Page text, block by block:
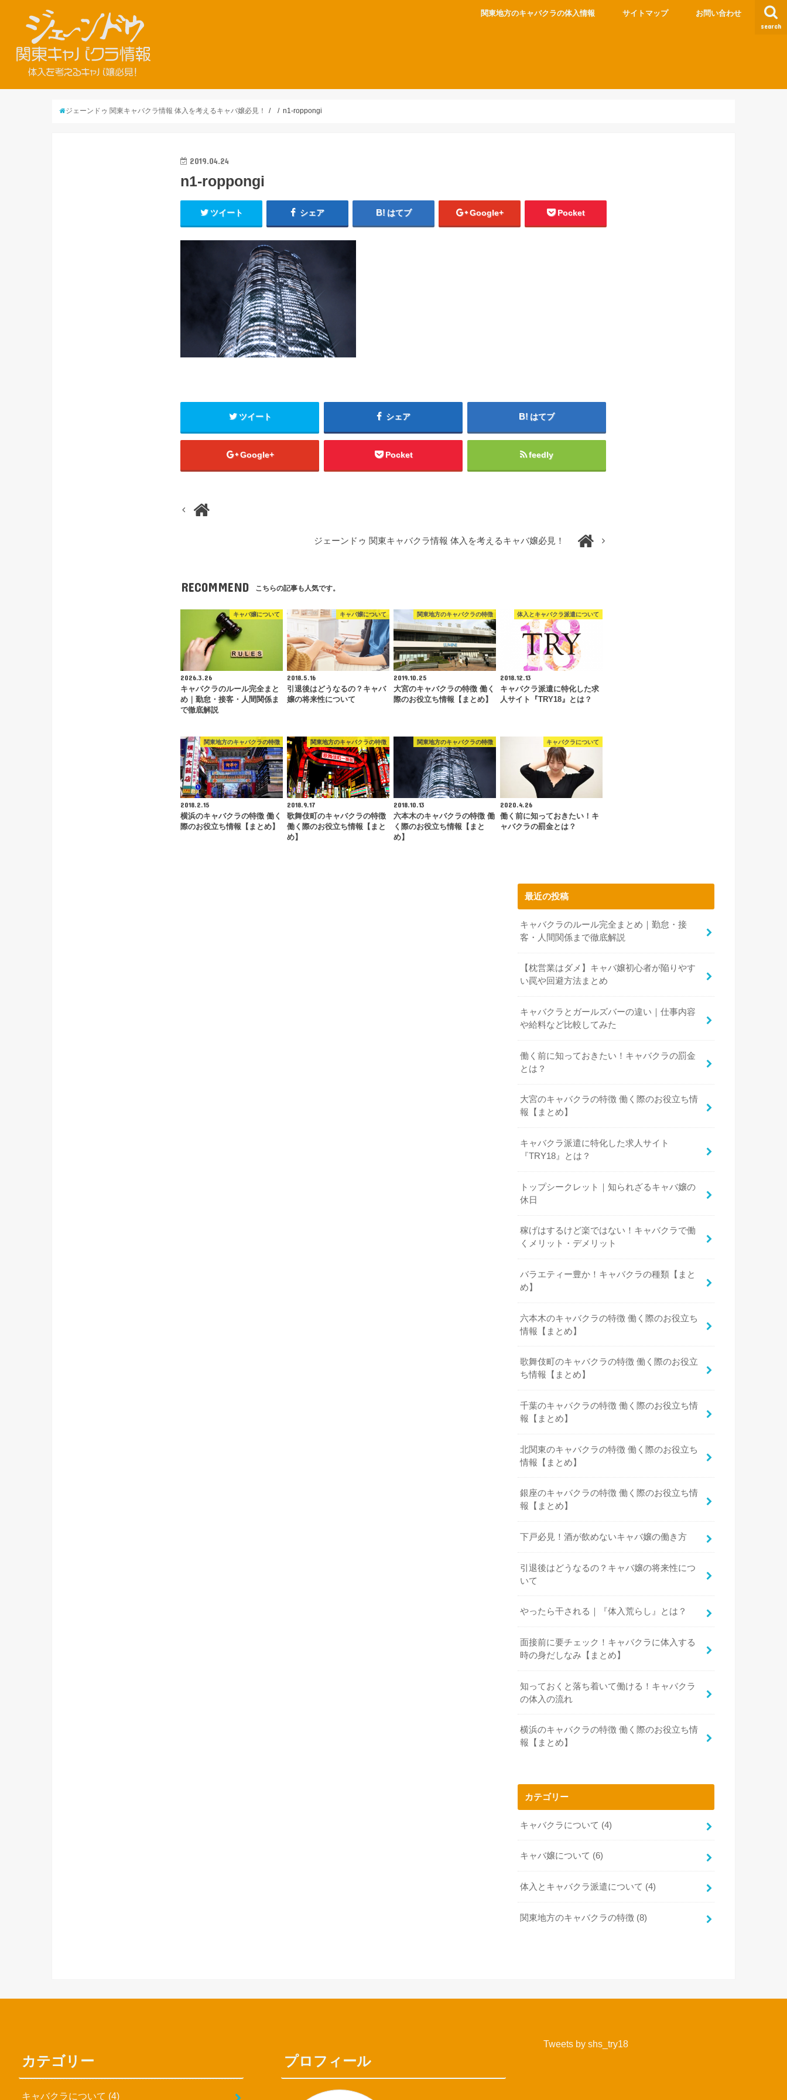
search
関東地方のキャバクラの体入情報 サイトマップ お問い合わせ
ジェーンドゥ 関東キャバクラ情報 体入を考えるキャバ嬢必見！ n1-roppongi
2019.04.24
n1-roppongi
ツイート シェア はてブ Google+ Pocket
ツイート シェア はてブ
Google+ Pocket feedly
ジェーンドゥ 関東キャバクラ情報 体入を考えるキャバ嬢必見！
RECOMMEND こちらの記事も人気です。
キャバ嬢について
2026.3.26
キャバクラのルール完全まと
め｜勤怠・接客・人間関係ま
で徹底解説
キャバ嬢について
2018.5.16
引退後はどうなるの？キャバ
嬢の将来性について
関東地方のキャバクラの特徴
2019.10.25
大宮のキャバクラの特徴 働く
際のお役立ち情報【まとめ】
体入とキャバクラ派遣について
2018.12.13
キャバクラ派遣に特化した求
人サイト『TRY18』とは？
関東地方のキャバクラの特徴
2018.2.15
横浜のキャバクラの特徴 働く
際のお役立ち情報【まとめ】
関東地方のキャバクラの特徴
2018.9.17
歌舞伎町のキャバクラの特徴
働く際のお役立ち情報【まと
め】
関東地方のキャバクラの特徴
2018.10.13
六本木のキャバクラの特徴 働
く際のお役立ち情報【まと
め】
キャバクラについて
2020.4.26
働く前に知っておきたい！キ
ャバクラの罰金とは？
最近の投稿
キャバクラのルール完全まとめ｜勤怠・接
客・人間関係まで徹底解説
【枕営業はダメ】キャバ嬢初心者が陥りやす
い罠や回避方法まとめ
キャバクラとガールズバーの違い｜仕事内容
や給料など比較してみた
働く前に知っておきたい！キャバクラの罰金
とは？
大宮のキャバクラの特徴 働く際のお役立ち情
報【まとめ】
キャバクラ派遣に特化した求人サイト
『TRY18』とは？
トップシークレット｜知られざるキャバ嬢の
休日
稼げはするけど楽ではない！キャバクラで働
くメリット・デメリット
バラエティー豊か！キャバクラの種類【まと
め】
六本木のキャバクラの特徴 働く際のお役立ち
情報【まとめ】
歌舞伎町のキャバクラの特徴 働く際のお役立
ち情報【まとめ】
千葉のキャバクラの特徴 働く際のお役立ち情
報【まとめ】
北関東のキャバクラの特徴 働く際のお役立ち
情報【まとめ】
銀座のキャバクラの特徴 働く際のお役立ち情
報【まとめ】
下戸必見！酒が飲めないキャバ嬢の働き方
引退後はどうなるの？キャバ嬢の将来性につ
いて
やったら干される｜『体入荒らし』とは？
面接前に要チェック！キャバクラに体入する
時の身だしなみ【まとめ】
知っておくと落ち着いて働ける！キャバクラ
の体入の流れ
横浜のキャバクラの特徴 働く際のお役立ち情
報【まとめ】
カテゴリー
キャバクラについて (4)
キャバ嬢について (6)
体入とキャバクラ派遣について (4)
関東地方のキャバクラの特徴 (8)
カテゴリー
キャバクラについて (4)
プロフィール
Tweets by shs_try18